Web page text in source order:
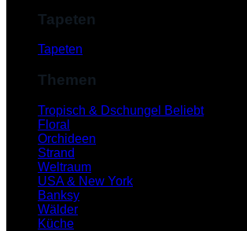
Tapeten
Tapeten
Themen
Tropisch & Dschungel
Floral
Orchideen
Strand
Weltraum
USA & New York
Banksy
Wälder
Küche